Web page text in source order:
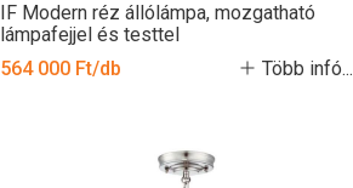
IF Modern réz állólámpa, mozgatható
lámpafejjel és testtel
564 000 Ft/db
Több infó...